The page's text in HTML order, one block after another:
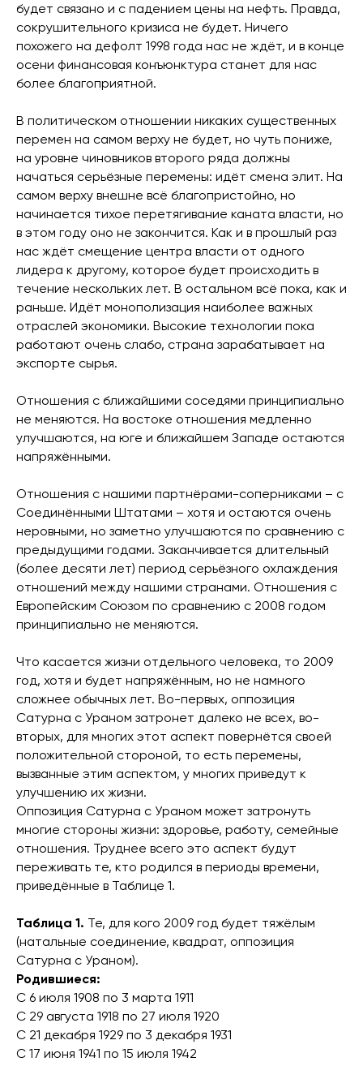
будет связано и с падением цены на нефть. Правда,
сокрушительного кризиса не будет. Ничего
похожего на дефолт 1998 года нас не ждёт, и в конце
осени финансовая конъюнктура станет для нас
более благоприятной.
В политическом отношении никаких существенных
перемен на самом верху не будет, но чуть пониже,
на уровне чиновников второго ряда должны
начаться серьёзные перемены: идёт смена элит. На
самом верху внешне всё благопристойно, но
начинается тихое перетягивание каната власти, но
в этом году оно не закончится. Как и в прошлый раз
нас ждёт смещение центра власти от одного
лидера к другому, которое будет происходить в
течение нескольких лет. В остальном всё пока, как и
раньше. Идёт монополизация наиболее важных
отраслей экономики. Высокие технологии пока
работают очень слабо, страна зарабатывает на
экспорте сырья.
Отношения с ближайшими соседями принципиально
не меняются. На востоке отношения медленно
улучшаются, на юге и ближайшем Западе остаются
напряжёнными.
Отношения с нашими партнёрами-соперниками – с
Соединёнными Штатами – хотя и остаются очень
неровными, но заметно улучшаются по сравнению с
предыдущими годами. Заканчивается длительный
(более десяти лет) период серьёзного охлаждения
отношений между нашими странами. Отношения с
Европейским Союзом по сравнению с 2008 годом
принципиально не меняются.
Что касается жизни отдельного человека, то 2009
год, хотя и будет напряжённым, но не намного
сложнее обычных лет. Во-первых, оппозиция
Сатурна с Ураном затронет далеко не всех, во-
вторых, для многих этот аспект повернётся своей
положительной стороной, то есть перемены,
вызванные этим аспектом, у многих приведут к
улучшению их жизни.
Оппозиция Сатурна с Ураном может затронуть
многие стороны жизни: здоровье, работу, семейные
отношения. Труднее всего это аспект будут
переживать те, кто родился в периоды времени,
приведённые в Таблице 1.
Таблица 1. Те, для кого 2009 год будет тяжёлым
(натальные соединение, квадрат, оппозиция
Сатурна с Ураном).
Родившиеся:
С 6 июля 1908 по 3 марта 1911
С 29 августа 1918 по 27 июля 1920
С 21 декабря 1929 по 3 декабря 1931
С 17 июня 1941 по 15 июля 1942